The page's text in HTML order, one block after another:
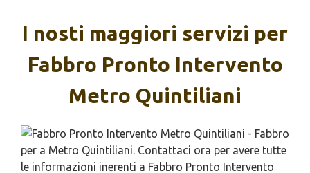
I nosti maggiori servizi per
Fabbro Pronto Intervento
Metro Quintiliani